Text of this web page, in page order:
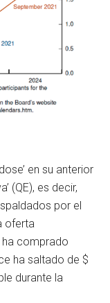
en su anterior
(QE), es decir,
por el
oferta
ha comprado
ha saltado de $
durante la